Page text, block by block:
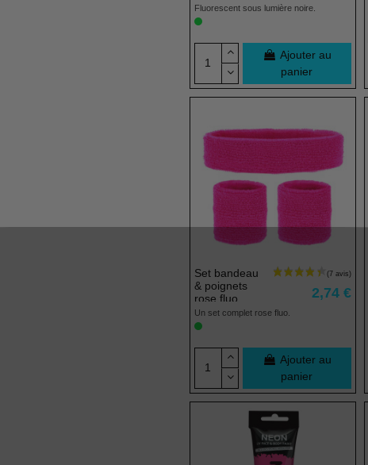
Fluorescent sous lumière noire.
Ajouter au
panier
Set bandeau
& poignets
rose fluo
2,74 €
Un set complet rose fluo.
Ajouter au
panier